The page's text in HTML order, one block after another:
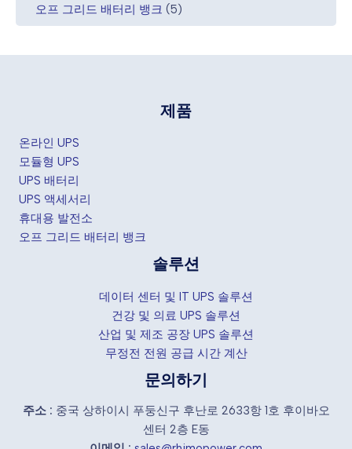
품
상
오프 그리드 배터리 뱅크 55
개
품
제품
온라인 UPS
모듈형 UPS
UPS 배터리
UPS 액세서리
휴대용 발전소
오프 그리드 배터리 뱅크
솔루션
데이터 센터 및 IT UPS 솔루션
건강 및 의료 UPS 솔루션
산업 및 제조 공장 UPS 솔루션
무정전 전원 공급 시간 계산
문의하기
주소 : 중국 상하이시 푸둥신구 후난로 2633항 1호 후이바오
센터 2층 E동